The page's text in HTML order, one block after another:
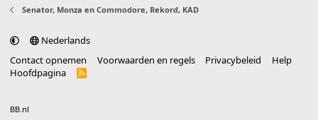
Senator, Monza en Commodore, Rekord, KAD
Nederlands
Contact opnemen
Voorwaarden en regels Privacybeleid
Help
Hoofdpagina
R
BB.nl